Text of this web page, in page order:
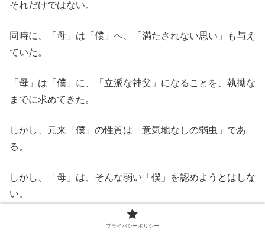
それだけではない。
同時に、「母」は「僕」へ、「満たされない思い」も与え
ていた。
「母」は「僕」に、「立派な神父」になることを、執拗な
までに求めてきた。
しかし、元来「僕」の性質は「意気地なしの弱虫」であ
る。
しかし、「母」は、そんな弱い「僕」を認めようとはしな
い。
繰り返し「強くなれ、強くなれ」と、叱りつけるばかり
プライバシーポリシー